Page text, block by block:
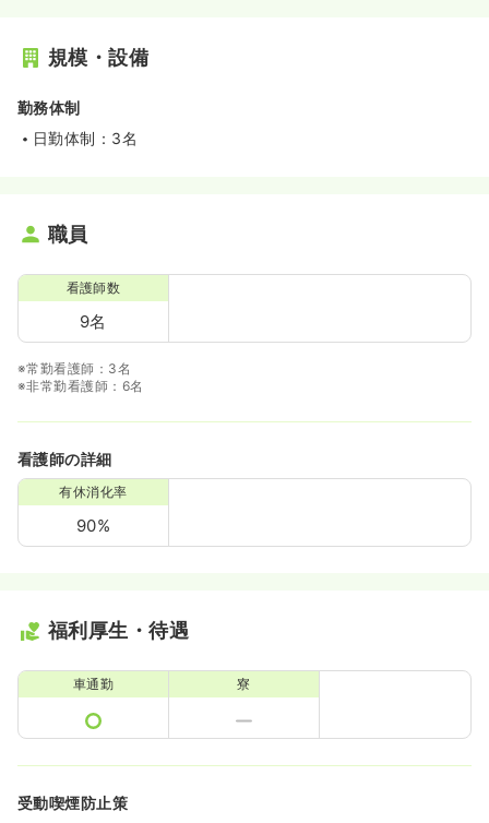
規模・設備
勤務体制
日勤体制：3名
職員
看護師数
9名
※常勤看護師：3名
※非常勤看護師：6名
看護師の詳細
有休消化率
90%
福利厚生・待遇
車通勤 寮
受動喫煙防止策